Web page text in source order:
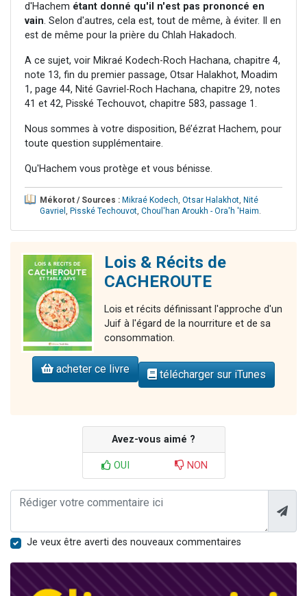
d'Hachem étant donné qu'il n'est pas prononcé en
vain. Selon d'autres, cela est, tout de même, à éviter. Il en
est de même pour la prière du Chlah Hakadoch.
A ce sujet, voir Mikraé Kodech-Roch Hachana, chapitre 4,
note 13, fin du premier passage, Otsar Halakhot, Moadim
1, page 44, Nité Gavriel-Roch Hachana, chapitre 29, notes
41 et 42, Pisské Techouvot, chapitre 583, passage 1.
Nous sommes à votre disposition, Bé’ézrat Hachem, pour
toute question supplémentaire.
Qu'Hachem vous protège et vous bénisse.
Mékorot / Sources : Mikraé Kodech, Otsar Halakhot, Nité
Gavriel , Pisské Techouvot, Choul'han Aroukh - Ora'h 'Haim.
Lois & Récits de
CACHEROUTE
Lois et récits définissant l'approche d'un
Juif à l'égard de la nourriture et de sa
consommation.
acheter ce livre télécharger sur iTunes
Avez-vous aimé ?
OUI NON
Je veux être averti des nouveaux commentaires